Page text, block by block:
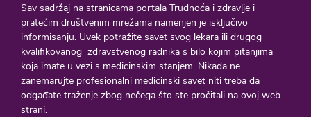
Sav sadržaj na stranicama portala Trudnoća i zdravlje i
pratećim društvenim mrežama namenjen je isključivo
informisanju. Uvek potražite savet svog lekara ili drugog
kvalifikovanog zdravstvenog radnika s bilo kojim pitanjima
koja imate u vezi s medicinskim stanjem. Nikada ne
zanemarujte profesionalni medicinski savet niti treba da
odgađate traženje zbog nečega što ste pročitali na ovoj web
strani.